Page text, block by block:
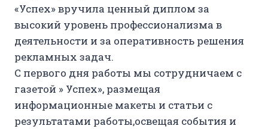
«Успех» вручила ценный диплом за
высокий уровень профессионализма в
деятельности и за оперативность решения
рекламных задач.
С первого дня работы мы сотрудничаем с
газетой » Успех», размещая
информационные макеты и статьи с
результатами работы,освещая события и